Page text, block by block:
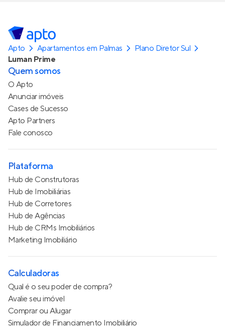
Apto Apartamentos em Palmas
Plano Diretor Sul
Luman Prime
Quem somos
O Apto
Anunciar imóveis
Cases de Sucesso
Apto Partners
Fale conosco
Plataforma
Hub de Construtoras
Hub de Imobiliárias
Hub de Corretores
Hub de Agências
Hub de CRMs Imobiliários
Marketing Imobiliário
Calculadoras
Qual é o seu poder de compra?
Avalie seu imóvel
Comprar ou Alugar
Simulador de Financiamento Imobiliário